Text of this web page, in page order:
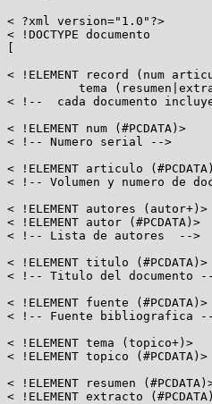
< ?xml version="1.0"?>
< !DOCTYPE documento
< !ELEMENT record (num
tema
< !--  cada documento
< !ELEMENT num (#PCDATA)>
< !-- Numero serial -->
< !ELEMENT articulo
< !-- Volumen y numero de
< !ELEMENT autores (autor+)>
< !ELEMENT autor (#PCDATA)>
< !-- Lista de autores  -->
< !ELEMENT titulo (#PCDATA)>
< !-- Titulo del documento
< !ELEMENT fuente (#PCDATA)>
< !-- Fuente bibliografica
< !ELEMENT tema (topico+)>
< !ELEMENT topico (#PCDATA)>
< !ELEMENT resumen
< !ELEMENT extracto